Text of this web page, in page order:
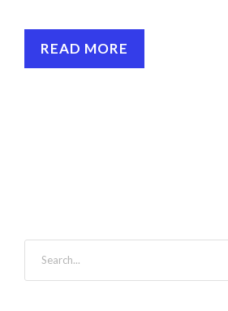
READ MORE